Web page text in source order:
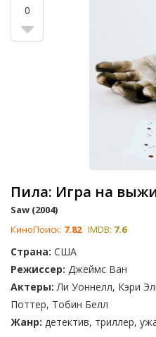
0
Пила: Игра на
Saw (2004)
КиноПоиск: 7.82 IMDB: 7.6
Страна: США
Режиссер: Джеймс Ван
Актеры: Ли Уоннелл, Кэри
Поттер, Тобин Белл
Жанр: детектив, триллер,